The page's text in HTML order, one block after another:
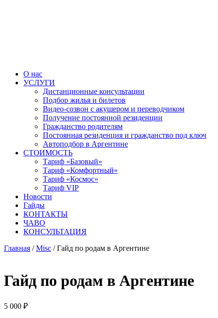
О нас
УСЛУГИ
Дистанционные консультации
Подбор жилья и билетов
Видео-созвон с акушером и переводчиком
Получение постоянной резиденции
Гражданство родителям
Постоянная резиденция и гражданство под ключ
Автоподбор в Аргентине
СТОИМОСТЬ
Тариф «Базовый»
Тариф «Комфортный»
Тариф «Космос»
Тариф VIP
Новости
Гайды
КОНТАКТЫ
ЧАВО
КОНСУЛЬТАЦИЯ
Главная /Misc / Гайд по родам в Аргентине
Гайд по родам в Аргентине
5 000 ₽